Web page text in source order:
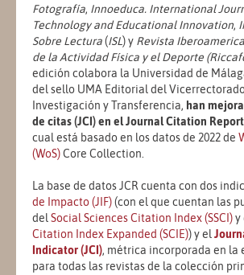
Fotografía, Innoeduca. International
Technology and Educational Innovation,
Sobre Lectura(ISL) y Revista
de la Actividad Física y el Deporte
edición colabora la Universidad de
del sello UMA Editorial del
Investigación y Transferencia, han
de citas (JCI) en el Journal Citation
cual está basado en los datos de 2022 de
(WoS)Core Collection.
La base de datos JCR cuenta con dos
de Impacto (JIF)(con el que cuentan las
del Social Sciences Citation Index (SSCI)y
Citation Index Expanded (SCIE)) y el
Indicator (JCI), métrica incorporada en la
para todas las revistas de la colección